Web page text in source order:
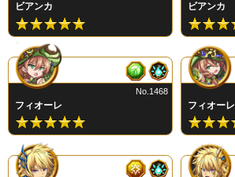
ビアンカ ビアンカ
フィオーレ
No.1468
フィオーレ